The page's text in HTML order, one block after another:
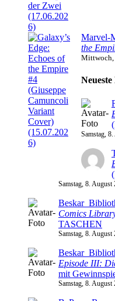
Marvel-
the
Mittwoch,
Samstag,
Samstag, 8. August
Comics
TASCHEN
Samstag, 8. August
Episode III:
mit
Samstag, 8. August